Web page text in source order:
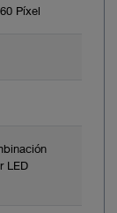
Píxel
LED